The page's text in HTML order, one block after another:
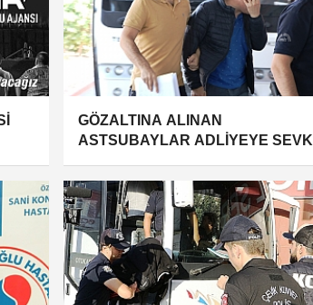
GÖZALTINA ALINAN
ASTSUBAYLAR ADLİYEYE SEVK